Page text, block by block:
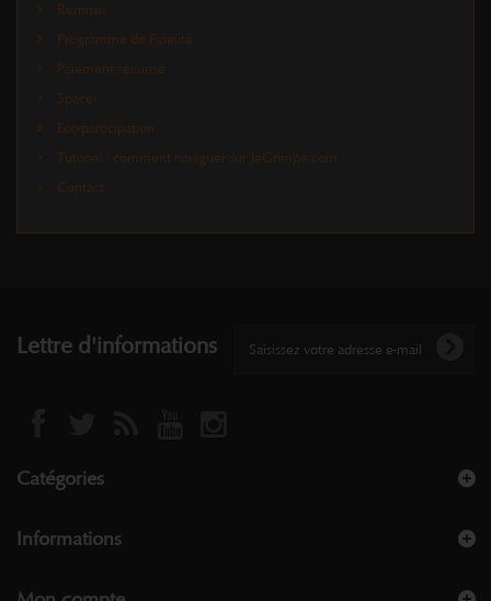
Remises
Programme de Fidélité
Paiement sécurisé
Spacer
Eco-participation
Tutoriel : comment naviguer sur JeGrimpe.com
Contact
Lettre d'informations
Catégories
Informations